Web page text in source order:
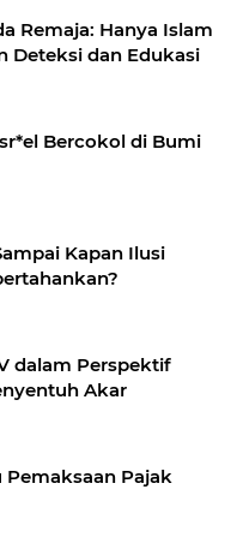
Remaja: Hanya Islam
Deteksi dan Edukasi
Bercokol di Bumi
Kapan Ilusi
dalam Perspektif
Akar
Pajak